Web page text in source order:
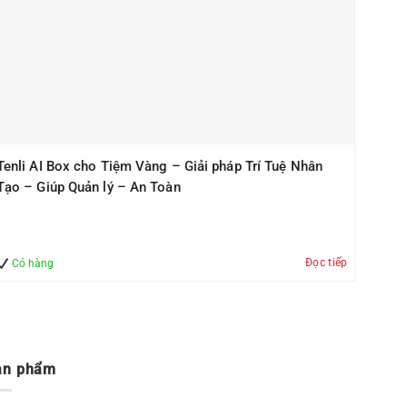
AI Box cho Tiệm Vàng – Giải pháp Trí Tuệ Nhân
– Giúp Quản lý – An Toàn
Có hàng Đọc tiếp
phẩm